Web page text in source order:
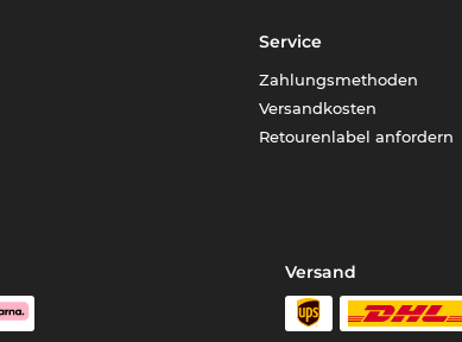
Service
Zahlungsmethoden
Versandkosten
Retourenlabel anfordern
Versand